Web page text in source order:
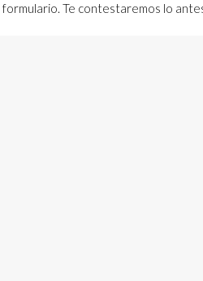
Te contestaremos lo